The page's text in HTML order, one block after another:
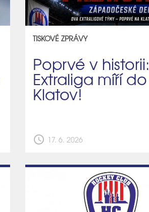
TISKOVÉ ZPRÁVY
Poprvé v historii:
Extraliga míří do
Klatov!
schedule 17. 6. 2026